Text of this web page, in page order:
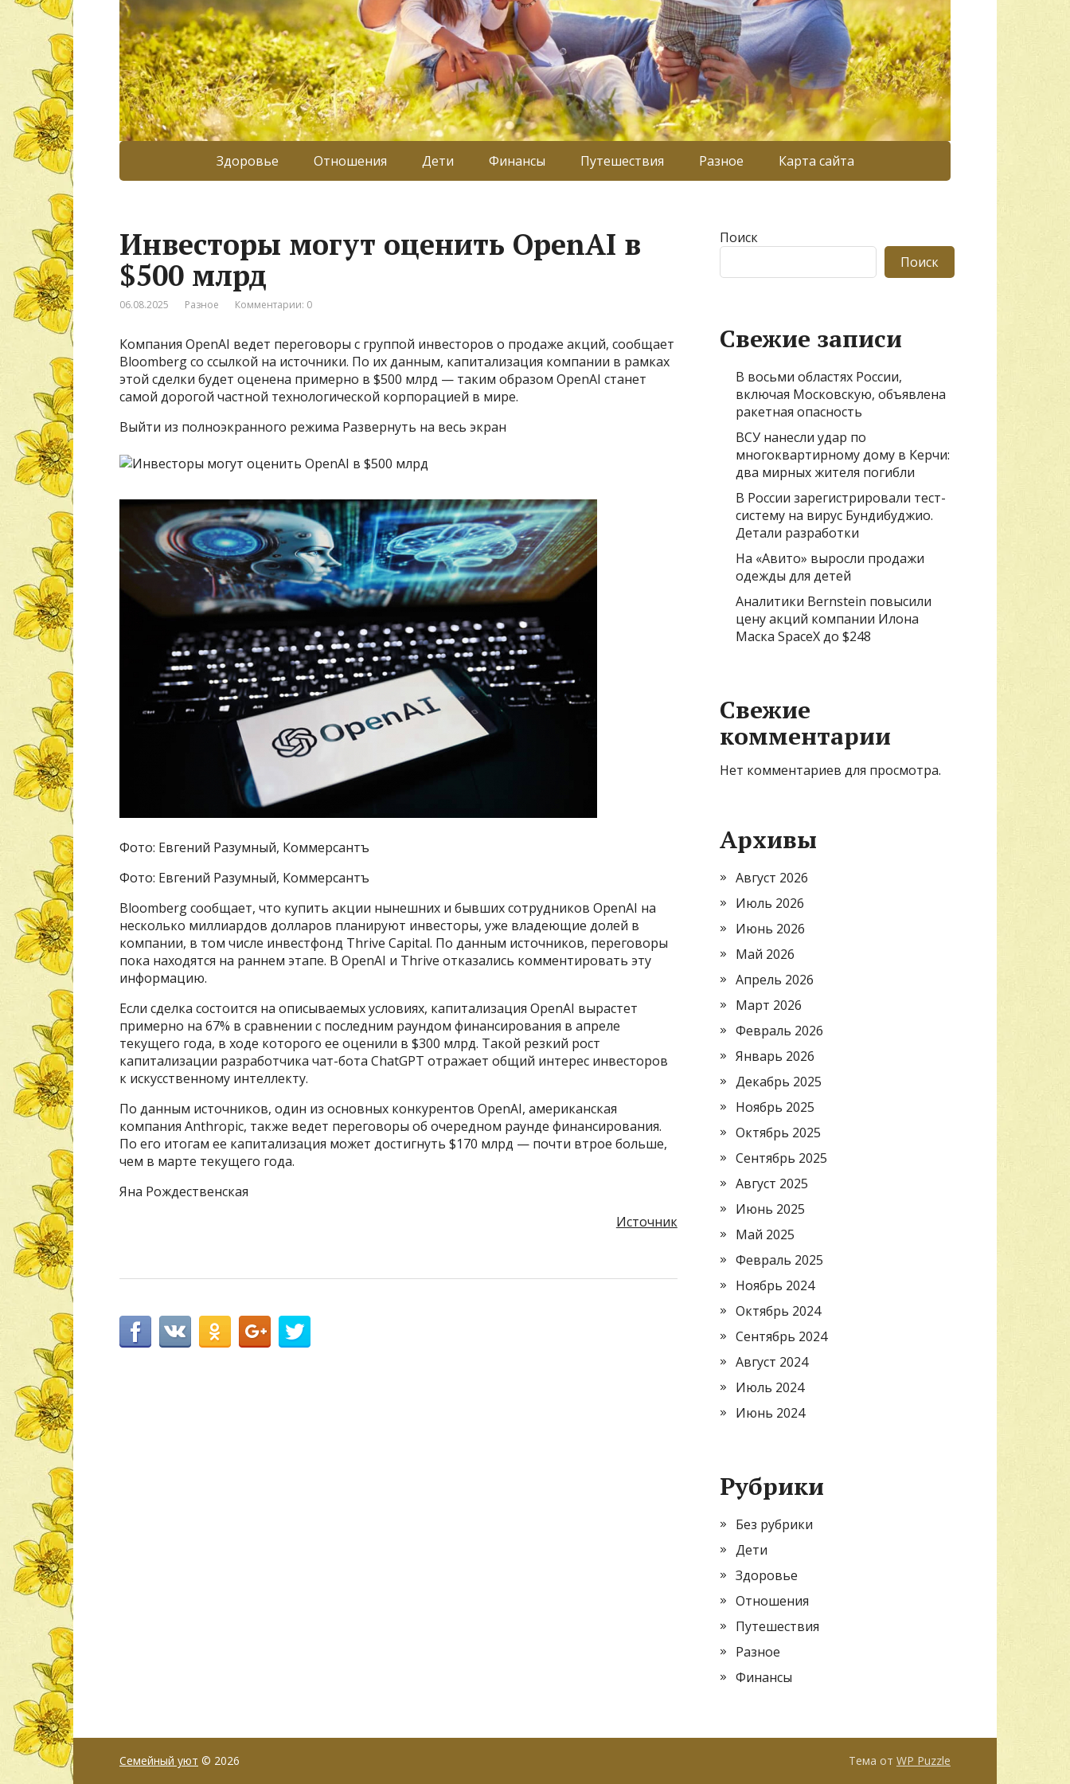
Здоровье Отношения Дети Финансы Путешествия Разное Карта сайта
Инвесторы могут оценить OpenAI в
$500 млрд
06.08.2025 Разное Комментарии: 0
Компания OpenAI ведет переговоры с группой инвесторов о продаже акций, сообщает
Bloomberg со ссылкой на источники. По их данным, капитализация компании в рамках
этой сделки будет оценена примерно в $500 млрд — таким образом OpenAI станет
самой дорогой частной технологической корпорацией в мире.
Выйти из полноэкранного режима Развернуть на весь экран
Фото: Евгений Разумный, Коммерсантъ
Фото: Евгений Разумный, Коммерсантъ
Bloomberg сообщает, что купить акции нынешних и бывших сотрудников OpenAI на
несколько миллиардов долларов планируют инвесторы, уже владеющие долей в
компании, в том числе инвестфонд Thrive Capital. По данным источников, переговоры
пока находятся на раннем этапе. В OpenAI и Thrive отказались комментировать эту
информацию.
Если сделка состоится на описываемых условиях, капитализация OpenAI вырастет
примерно на 67% в сравнении с последним раундом финансирования в апреле
текущего года, в ходе которого ее оценили в $300 млрд. Такой резкий рост
капитализации разработчика чат-бота ChatGPT отражает общий интерес инвесторов
к искусственному интеллекту.
По данным источников, один из основных конкурентов OpenAI, американская
компания Anthropic, также ведет переговоры об очередном раунде финансирования.
По его итогам ее капитализация может достигнуть $170 млрд — почти втрое больше,
чем в марте текущего года.
Яна Рождественская
Источник
Поиск
Поиск
Свежие записи
В восьми областях России,
включая Московскую, объявлена
ракетная опасность
ВСУ нанесли удар по
многоквартирному дому в Керчи:
два мирных жителя погибли
В России зарегистрировали тест-
систему на вирус Бундибуджио.
Детали разработки
На «Авито» выросли продажи
одежды для детей
Аналитики Bernstein повысили
цену акций компании Илона
Маска SpaceX до $248
Свежие
комментарии
Нет комментариев для просмотра.
Архивы
Август 2026
Июль 2026
Июнь 2026
Май 2026
Апрель 2026
Март 2026
Февраль 2026
Январь 2026
Декабрь 2025
Ноябрь 2025
Октябрь 2025
Сентябрь 2025
Август 2025
Июнь 2025
Май 2025
Февраль 2025
Ноябрь 2024
Октябрь 2024
Сентябрь 2024
Август 2024
Июль 2024
Июнь 2024
Рубрики
Без рубрики
Дети
Здоровье
Отношения
Путешествия
Разное
Финансы
Семейный уют © 2026 Тема от WP Puzzle